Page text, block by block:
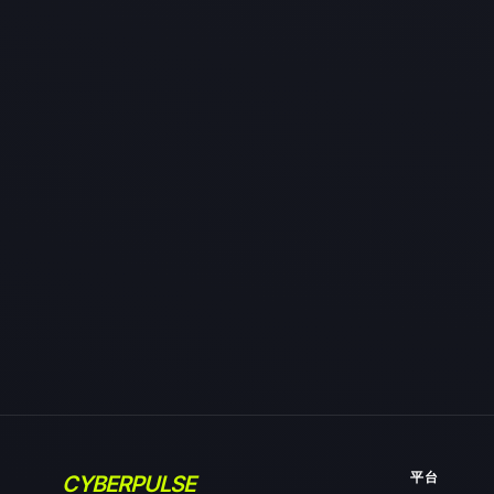
CYBERPULSE 平台